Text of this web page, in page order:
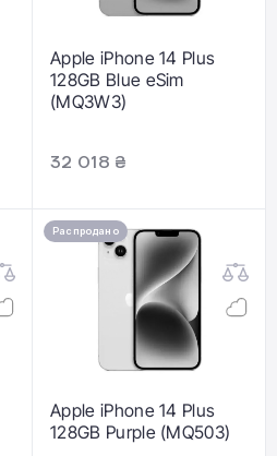
Apple iPhone 14 Plus
128GB Blue eSim
(MQ3W3)
32 018 ₴
Распродано
Apple iPhone 14 Plus
128GB Purple (MQ503)